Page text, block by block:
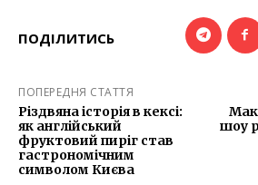
ПОДІЛИТИСЬ
ПОПЕРЕДНЯ СТАТТЯ
Різдвяна історія в кексі:
як англійський
фруктовий пиріг став
гастрономічним
символом Києва
шоу